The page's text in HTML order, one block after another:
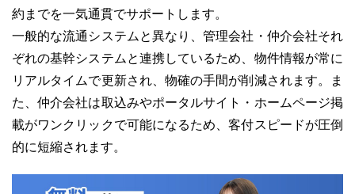
約までを一気通貫でサポートします。
一般的な流通システムと異なり、管理会社・仲介会社それ
ぞれの基幹システムと連携しているため、物件情報が常に
リアルタイムで更新され、物確の手間が削減されます。ま
た、仲介会社は取込みやポータルサイト・ホームページ掲
載がワンクリックで可能になるため、客付スピードが圧倒
的に短縮されます。